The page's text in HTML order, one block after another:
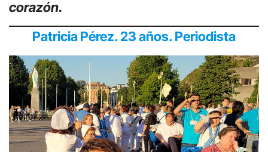
corazón.
Patricia Pérez. 23 años. Periodista